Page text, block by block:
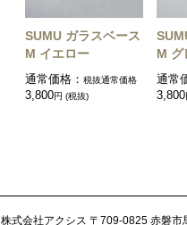
SUMU ガラスベース
M イエロー
通常価格： 税抜通常価格
3,800円 (税抜)
M グ
通常
3,800
株式会社アクシス 〒709-0825 赤磐市